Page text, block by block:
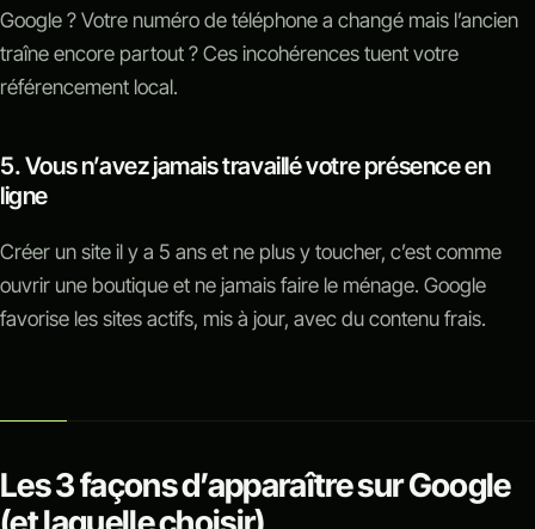
Google ? Votre numéro de téléphone a changé mais l’ancien
traîne encore partout ? Ces incohérences tuent votre
référencement local.
5. Vous n’avez jamais travaillé votre présence en
ligne
Créer un site il y a 5 ans et ne plus y toucher, c’est comme
ouvrir une boutique et ne jamais faire le ménage. Google
favorise les sites actifs, mis à jour, avec du contenu frais.
Les 3 façons d’apparaître sur Google